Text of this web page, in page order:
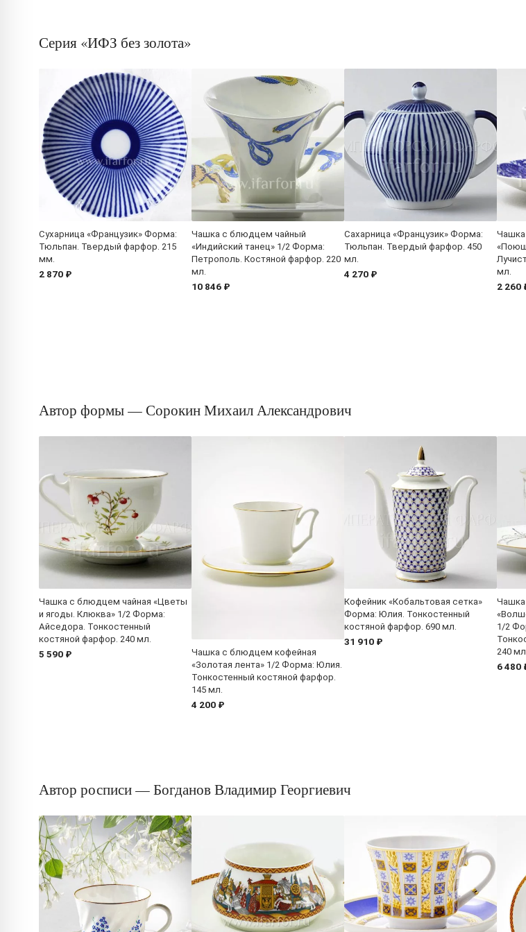
Серия «ИФЗ без золота»
Сухарница «Французик» Форма:
Тюльпан. Твердый фарфор. 215
мм.
2 870 ₽
Чашка с блюдцем чайный
«Индийский танец» 1/2 Форма:
Петрополь. Костяной фарфор. 220
мл.
10 846 ₽
Сахарница «Французик» Форма:
Тюльпан. Твердый фарфор. 450
мл.
4 270 ₽
мл.
2 260
Автор формы — Сорокин Михаил Александрович
Чашка с блюдцем чайная «Цветы
и ягоды. Клюква» 1/2 Форма:
Айседора. Тонкостенный
костяной фарфор. 240 мл.
5 590 ₽
Чашка с блюдцем кофейная
«Золотая лента» 1/2 Форма: Юлия.
Тонкостенный костяной фарфор.
145 мл.
4 200 ₽
Кофейник «Кобальтовая сетка»
Форма: Юлия. Тонкостенный
костяной фарфор. 690 мл.
31 910 ₽
1/2
240 мл.
6 480
Автор росписи — Богданов Владимир Георгиевич